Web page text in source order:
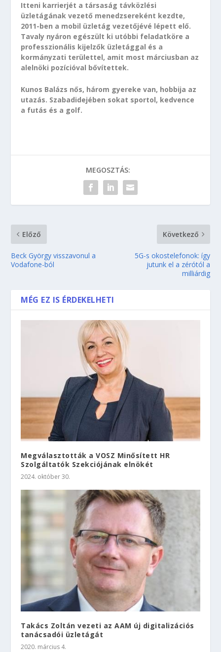
Itteni karrierjét a társaság távközlési
üzletágának vezető menedzsereként kezdte,
2011-ben a mobil üzletág vezetőjévé lépett elő.
Tavaly nyáron egészült ki utóbbi feladatköre a
professzionális kijelzők üzletággal és a
kormányzati területtel, amit most márciusban az
alelnöki pozícióval bővítettek.
Kunos Balázs nős, három gyereke van, hobbija az
utazás. Szabadidejében sokat sportol, kedvence
a futás és a golf.
MEGOSZTÁS:
Előző
Beck György visszavonul a
Vodafone-ból
Következő
5G-s okostelefonok: így
jutunk el a zérótól a
milliárdig
MÉG EZ IS ÉRDEKELHETI
Megválasztották a VOSZ Minősített HR
Szolgáltatók Szekciójának elnökét
2024. október 30.
Takács Zoltán vezeti az AAM új digitalizációs
tanácsadói üzletágát
2020. március 4.